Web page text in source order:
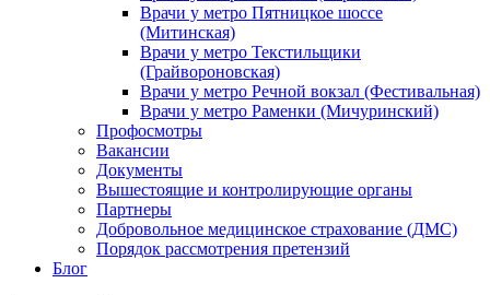
Врачи у метро Пятницкое шоссе
(Митинская)
Врачи у метро Текстильщики
(Грайвороновская)
Врачи у метро Речной вокзал (Фестивальная)
Врачи у метро Раменки (Мичуринский)
Профосмотры
Вакансии
Документы
Вышестоящие и контролирующие органы
Партнеры
Добровольное медицинское страхование (ДМС)
Порядок рассмотрения претензий
Блог